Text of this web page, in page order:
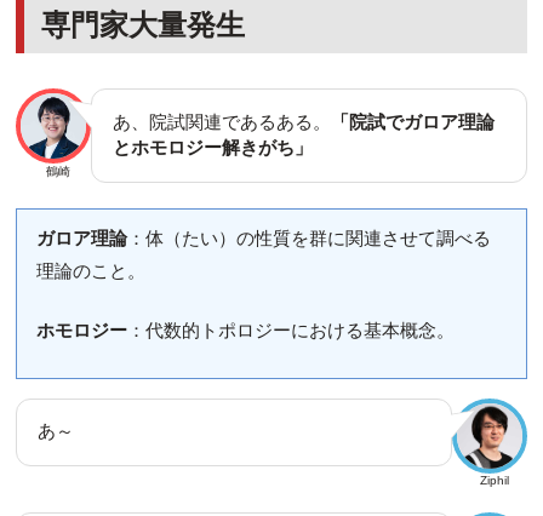
専門家大量発生
鶴崎
あ、院試関連であるある。
「院試でガロア理論
とホモロジー解きがち」
ガロア理論：体（たい）の性質を群に関連させて調べる
理論のこと。
ホモロジー：代数的トポロジーにおける基本概念。
Ziphil
あ～